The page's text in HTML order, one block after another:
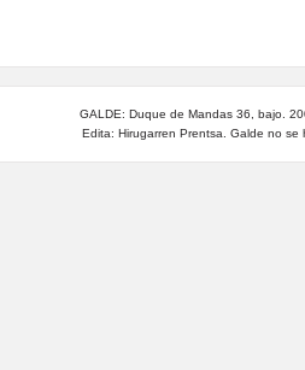
GALDE: Duque de Mandas 36, bajo.
Edita: Hirugarren Prentsa. Galde no